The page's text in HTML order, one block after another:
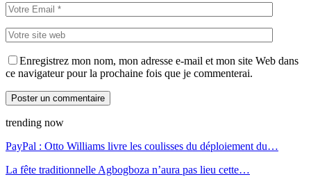
Enregistrez mon nom, mon adresse e-mail et mon site Web dans
ce navigateur pour la prochaine fois que je commenterai.
trending now
PayPal : Otto Williams livre les coulisses du déploiement du…
La fête traditionnelle Agbogboza n’aura pas lieu cette…